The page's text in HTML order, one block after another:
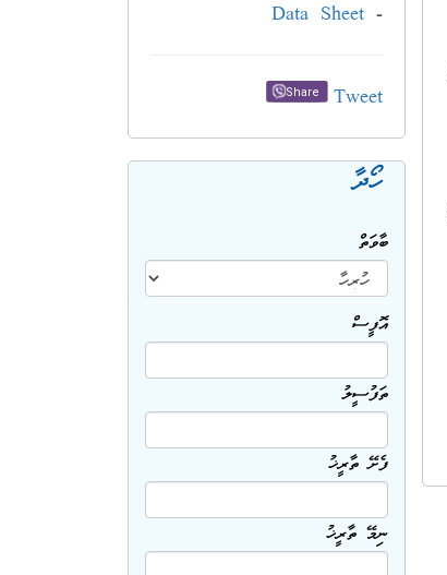
-
Data Sheet
Tweet
Share
ހޯދާ
ބާވަތް
އޮފީސް
ތަފުސީލު
ފެށޭ ތާރީޚު
ނިމޭ ތާރީޚު